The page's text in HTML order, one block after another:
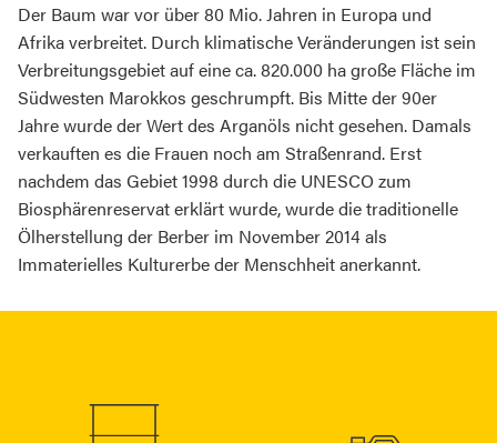
Der Baum war vor über 80 Mio. Jahren in Europa und
Afrika verbreitet. Durch klimatische Veränderungen ist sein
Verbreitungsgebiet auf eine ca. 820.000 ha große Fläche im
Südwesten Marokkos geschrumpft. Bis Mitte der 90er
Jahre wurde der Wert des Arganöls nicht gesehen. Damals
verkauften es die Frauen noch am Straßenrand. Erst
nachdem das Gebiet 1998 durch die UNESCO zum
Biosphärenreservat erklärt wurde, wurde die traditionelle
Ölherstellung der Berber im November 2014 als
Immaterielles Kulturerbe der Menschheit anerkannt.